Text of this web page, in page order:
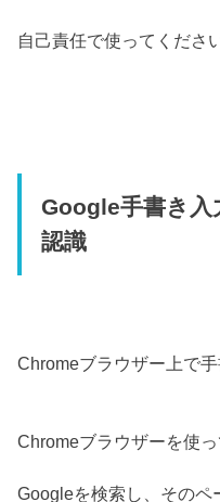
自己責任で使ってくださ
Google手書き
認識
Chromeブラウザー上で
Chromeブラウザーを使っ
Googleを検索し、そのペ